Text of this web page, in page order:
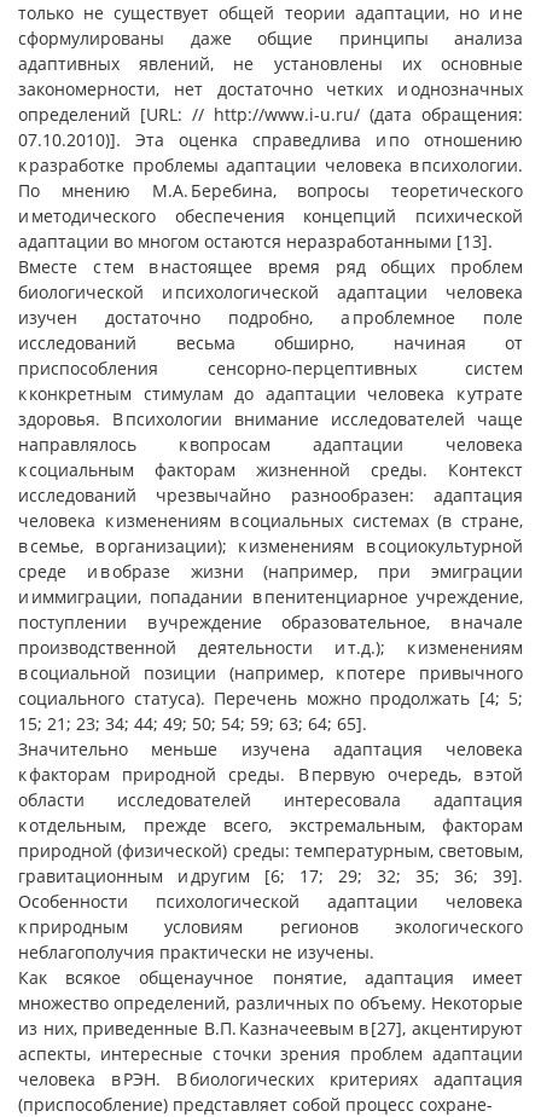
только не существует общей теории адаптации, но и не
сформулированы даже общие принципы анализа
адаптивных явлений, не установлены их основные
закономерности, нет достаточно четких и однозначных
определений [URL: // http://www.i-u.ru/ (дата обращения:
07.10.2010)]. Эта оценка справедлива и по отношению
к разработке проблемы адаптации человека в психологии.
По мнению М.А. Беребина, вопросы теоретического
и методического обеспечения концепций психической
адаптации во многом остаются неразработанными [13].
Вместе с тем в настоящее время ряд общих проблем
биологической и психологической адаптации человека
изучен достаточно подробно, а проблемное поле
исследований весьма обширно, начиная от
приспособления сенсорно-перцептивных систем
к конкретным стимулам до адаптации человека к утрате
здоровья. В психологии внимание исследователей чаще
направлялось к вопросам адаптации человека
к социальным факторам жизненной среды. Контекст
исследований чрезвычайно разнообразен: адаптация
человека к изменениям в социальных системах (в стране,
в семье, в организации); к изменениям в социокультурной
среде и в образе жизни (например, при эмиграции
и иммиграции, попадании в пенитенциарное учреждение,
поступлении в учреждение образовательное, в начале
производственной деятельности и т.д.); к изменениям
в социальной позиции (например, к потере привычного
социального статуса). Перечень можно продолжать [4; 5;
15; 21; 23; 34; 44; 49; 50; 54; 59; 63; 64; 65].
Значительно меньше изучена адаптация человека
к факторам природной среды. В первую очередь, в этой
области исследователей интересовала адаптация
к отдельным, прежде всего, экстремальным, факторам
природной (физической) среды: температурным, световым,
гравитационным и другим [6; 17; 29; 32; 35; 36; 39].
Особенности психологической адаптации человека
к природным условиям регионов экологического
неблагополучия практически не изучены.
Как всякое общенаучное понятие, адаптация имеет
множество определений, различных по объему. Некоторые
из них, приведенные В.П. Казначеевым в [27], акцентируют
аспекты, интересные с точки зрения проблем адаптации
человека в РЭН. В биологических критериях адаптация
(приспособление) представляет собой процесс сохране-